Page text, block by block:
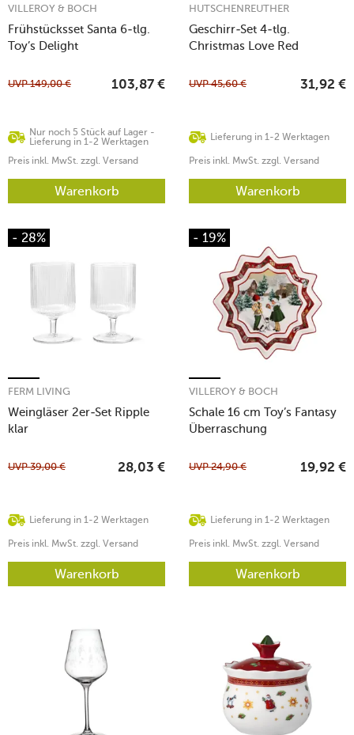
Frühstücksset Santa 6-tlg.
Toy’s Delight
VILLEROY & BOCH
Nur noch 5 Stück auf Lager -
Lieferung in 1-2 Werktagen
UVP149,00 € 103,87 €
Preis inkl. MwSt. zzgl. Versand
Warenkorb
Geschirr-Set 4-tlg.
Christmas Love Red
HUTSCHENREUTHER
Lieferung in 1-2 Werktagen
UVP45,60 € 31,92 €
Preis inkl. MwSt. zzgl. Versand
Warenkorb
- 28%
Weingläser 2er-Set Ripple
klar
FERM LIVING
Lieferung in 1-2 Werktagen
UVP39,00 € 28,03 €
Preis inkl. MwSt. zzgl. Versand
Warenkorb
- 19%
Schale 16 cm Toy’s Fantasy
Überraschung
VILLEROY & BOCH
Lieferung in 1-2 Werktagen
UVP24,90 € 19,92 €
Preis inkl. MwSt. zzgl. Versand
Warenkorb